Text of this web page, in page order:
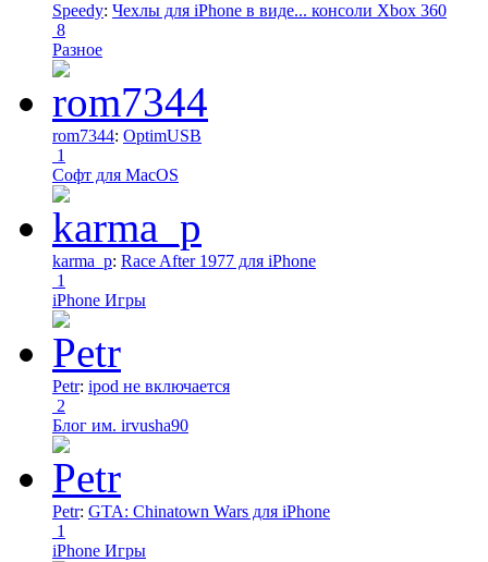
Speedy: Чехлы для iPhone в виде... консоли Xbox 360
8
Разное
rom7344: OptimUSB
1
Софт для MacOS
karma_p: Race After 1977 для iPhone
1
iPhone Игры
Petr: ipod не включается
2
Блог им. irvusha90
Petr: GTA: Chinatown Wars для iPhone
1
iPhone Игры